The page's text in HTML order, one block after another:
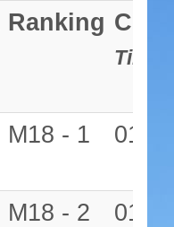
Ranking Czas
Time
M18 - 1
M18 - 2